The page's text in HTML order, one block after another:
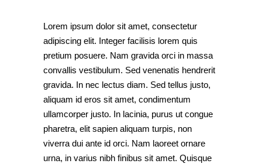
Lorem ipsum dolor sit amet, consectetur
adipiscing elit. Integer facilisis lorem quis
pretium posuere. Nam gravida orci in massa
convallis vestibulum. Sed venenatis hendrerit
gravida. In nec lectus diam. Sed tellus justo,
aliquam id eros sit amet, condimentum
ullamcorper justo. In lacinia, purus ut congue
pharetra, elit sapien aliquam turpis, non
viverra dui ante id orci. Nam laoreet ornare
urna, in varius nibh finibus sit amet. Quisque